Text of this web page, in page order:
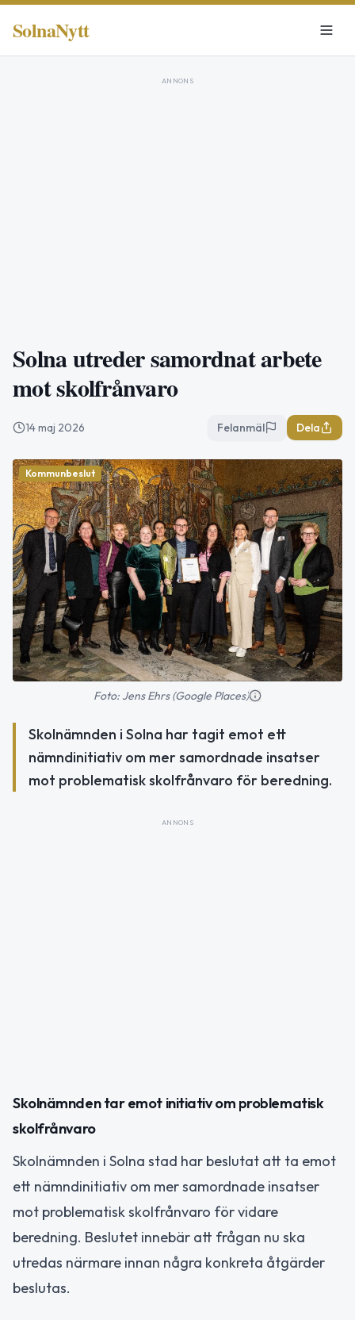
SolnaNytt
ANNONS
Solna utreder samordnat arbete
mot skolfrånvaro
14 maj 2026 Felanmäl Dela
Kommunbeslut
Foto: Jens Ehrs (Google Places)
Skolnämnden i Solna har tagit emot ett
nämndinitiativ om mer samordnade insatser
mot problematisk skolfrånvaro för beredning.
ANNONS
Skolnämnden tar emot initiativ om problematisk
skolfrånvaro
Skolnämnden i Solna stad har beslutat att ta emot
ett nämndinitiativ om mer samordnade insatser
mot problematisk skolfrånvaro för vidare
beredning. Beslutet innebär att frågan nu ska
utredas närmare innan några konkreta åtgärder
beslutas.